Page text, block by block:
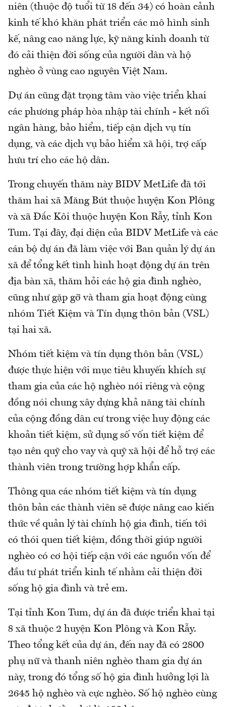
niên (thuộc độ tuổi từ 18 đến 34) có hoàn cảnh
kinh tế khó khăn phát triển các mô hình sinh
kế, nâng cao năng lực, kỹ năng kinh doanh từ
đó cải thiện đời sống của người dân và hộ
nghèo ở vùng cao nguyên Việt Nam.
Dự án cũng đặt trọng tâm vào việc triển khai
các phương pháp hòa nhập tài chính - kết nối
ngân hàng, bảo hiểm, tiếp cận dịch vụ tín
dụng, và các dịch vụ bảo hiểm xã hội, trợ cấp
hưu trí cho các hộ dân.
Trong chuyến thăm này BIDV MetLife đã tới
thăm hai xã Măng Bút thuộc huyện Kon Plông
và xã Đắc Kôi thuộc huyện Kon Rẫy, tỉnh Kon
Tum. Tại đây, đại diện của BIDV MetLife và các
cán bộ dự án đã làm việc với Ban quản lý dự án
xã để tổng kết tình hình hoạt động dự án trên
địa bàn xã, thăm hỏi các hộ gia đình nghèo,
cũng như gặp gỡ và tham gia hoạt động cùng
nhóm Tiết Kiệm và Tín dụng thôn bản (VSL)
tại hai xã.
Nhóm tiết kiệm và tín dụng thôn bản (VSL)
được thực hiện với mục tiêu khuyến khích sự
tham gia của các hộ nghèo nói riêng và cộng
đồng nói chung xây dựng khả năng tài chính
của cộng đồng dân cư trong việc huy động các
khoản tiết kiệm, sử dụng số vốn tiết kiệm để
tạo nên quỹ cho vay và quỹ xã hội để hỗ trợ các
thành viên trong trường hợp khẩn cấp.
Thông qua các nhóm tiết kiệm và tín dụng
thôn bản các thành viên sẽ được nâng cao kiến
thức về quản lý tài chính hộ gia đình, tiến tới
có thói quen tiết kiệm, đồng thời giúp người
nghèo có cơ hội tiếp cận với các nguồn vốn để
đầu tư phát triển kinh tế nhằm cải thiện đời
sống hộ gia đình và trẻ em.
Tại tỉnh Kon Tum, dự án đã được triển khai tại
8 xã thuộc 2 huyện Kon Plông và Kon Rẫy.
Theo tổng kết của dự án, đến nay đã có 2800
phụ nữ và thanh niên nghèo tham gia dự án
này, trong đó tổng số hộ gia đình hưởng lợi là
2645 hộ nghèo và cực nghèo. Số hộ nghèo cùng